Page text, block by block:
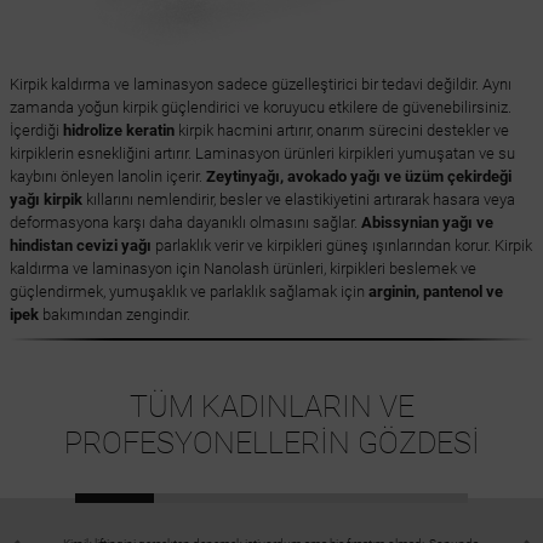
Kirpik kaldırma ve laminasyon sadece güzelleştirici bir tedavi değildir. Aynı
zamanda yoğun kirpik güçlendirici ve koruyucu etkilere de güvenebilirsiniz.
İçerdiği hidrolize keratinkirpik hacmini artırır, onarım sürecini destekler ve
kirpiklerin esnekliğini artırır. Laminasyon ürünleri kirpikleri yumuşatan ve su
kaybını önleyen lanolin içerir. Zeytinyağı, avokado yağı ve üzüm çekirdeği
yağı kirpikkıllarını nemlendirir, besler ve elastikiyetini artırarak hasara veya
deformasyona karşı daha dayanıklı olmasını sağlar. Abissynian yağı ve
hindistan cevizi yağı parlaklık verir ve kirpikleri güneş ışınlarından korur. Kirpik
kaldırma ve laminasyon için Nanolash ürünleri, kirpikleri beslemek ve
güçlendirmek, yumuşaklık ve parlaklık sağlamak için arginin, pantenol ve
ipekbakımından zengindir.
TÜM KADINLARIN VE
PROFESYONELLERİN GÖZDESİ